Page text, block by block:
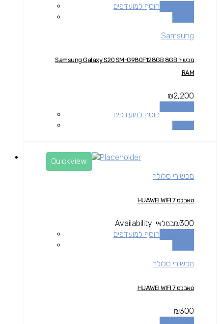
הוסף למועדפים
Samsung
מכשיר Samsung Galaxy S20 SM-G980F128GB 8GB
RAM
₪2,200
הוסף למועדפים
Quickview
מכשירי סלולר
טאבלט HUAWEI WIFI 7
₪300
Availability: במלאי
הוסף למועדפים
מכשירי סלולר
טאבלט HUAWEI WIFI 7
₪300